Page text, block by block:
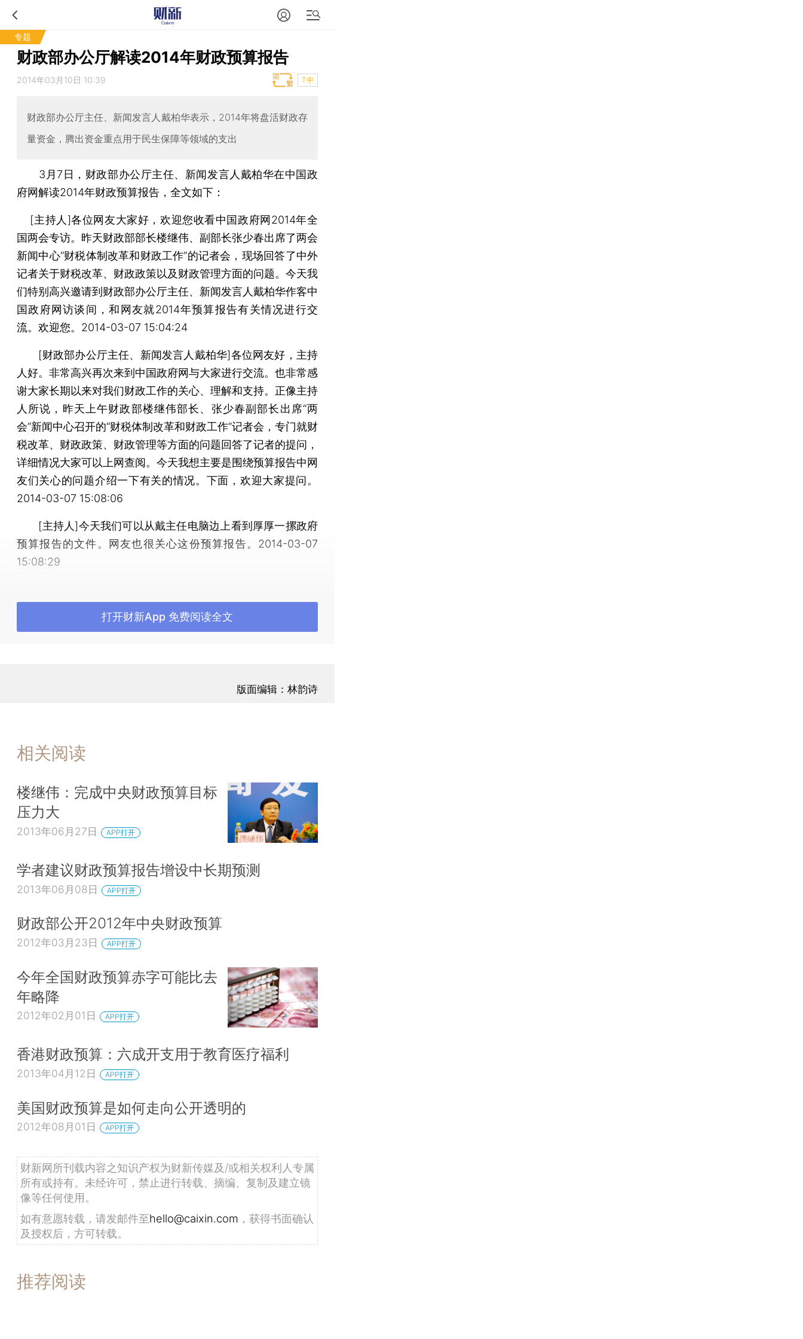
专题
财政部办公厅解读2014年财政预算报告
2014年03月10日 10:39 T中
财政部办公厅主任、新闻发言人戴柏华表示，2014年将盘活财政存
量资金，腾出资金重点用于民生保障等领域的支出
3月7日，财政部办公厅主任、新闻发言人戴柏华在中国政
府网解读2014年财政预算报告，全文如下：
[主持人]各位网友大家好，欢迎您收看中国政府网2014年全
国两会专访。昨天财政部部长楼继伟、副部长张少春出席了两会
新闻中心“财税体制改革和财政工作”的记者会，现场回答了中外
记者关于财税改革、财政政策以及财政管理方面的问题。今天我
们特别高兴邀请到财政部办公厅主任、新闻发言人戴柏华作客中
国政府网访谈间，和网友就2014年预算报告有关情况进行交
流。欢迎您。2014-03-07 15:04:24
[财政部办公厅主任、新闻发言人戴柏华]各位网友好，主持
人好。非常高兴再次来到中国政府网与大家进行交流。也非常感
谢大家长期以来对我们财政工作的关心、理解和支持。正像主持
人所说，昨天上午财政部楼继伟部长、张少春副部长出席“两
会”新闻中心召开的“财税体制改革和财政工作”记者会，专门就财
税改革、财政政策、财政管理等方面的问题回答了记者的提问，
详细情况大家可以上网查阅。今天我想主要是围绕预算报告中网
友们关心的问题介绍一下有关的情况。下面，欢迎大家提问。
2014-03-07 15:08:06
[主持人]今天我们可以从戴主任电脑边上看到厚厚一摞政府
预算报告的文件。网友也很关心这份预算报告。2014-03-07
15:08:29
总有人说预算太专业，不仅我们老百姓看不懂，就是人大代表看
懂也不容易。不知道今年预算报告的内容和形式和去年相比有哪
个国家，有国家的账本，预算就是国家的“账本”。我们为了使预
进一步下了功夫。在内容和形式上，也有一些新的变化。具体来
说，主要有这么五个方面。2014-03-07 15:10:38
[戴柏华]第一，突出改革主题。今年的预算报告是党的十八
届三中全会之后编制的第一本预算报告，按照三中全会的要求，
我们的预算报告整体贯穿了改革这条主线，从预算管理制度、税
收制度和财政体制等三个方面，对决定提出的深化财税体制改革
施，比如，在预算管理制度方面提出了推进预决算公开、改进年
度预算控制方式等7条措施。2014-03-07 15:12:27
[戴柏华]第二，重点报告支出预算和政策。按照三中全会的
要求，我们今后预算管理制度改革的一个重要方向，就是预算审
2014年财税改革工作重点和财税政策作重点说明，如为什么这
么安排、怎么来做等做了比较详细的阐述，便于代表更好地了解
财政政策和财政工作，履行监督职责。2014-03-07 15:13:06
大块，一是公共财政预算；二是政府性基金预算；三是国有资本
经营预算；四是社会保险基金预算。去年我们已经把四大预算比
会保险基金预算上一年度的预算执行情况，从而实现了公共财政
预算、政府性基金预算、国有资本经营预算和社会保险基金预算
[戴柏华]第四，详细报告落实人大决议的情况。按照去年人
大决议的要求，我们的财政工作做了很多努力，效果如何，在今
年的预算报告中，我们从五个方面非常详尽地做了汇报。今年详
细报告了包括完善有利于转方式、调结构的财税政策、注重民生
投入的使用绩效、进一步加强预算管理、加快推进财税体制改
15:14:49
打开财新App 免费阅读全文
版面编辑：林韵诗
相关阅读
楼继伟：完成中央财政预算目标
压力大
2013年06月27日 APP打开
学者建议财政预算报告增设中长期预测
2013年06月08日 APP打开
财政部公开2012年中央财政预算
2012年03月23日 APP打开
今年全国财政预算赤字可能比去
年略降
2012年02月01日 APP打开
香港财政预算：六成开支用于教育医疗福利
2013年04月12日 APP打开
美国财政预算是如何走向公开透明的
2012年08月01日 APP打开
财新网所刊载内容之知识产权为财新传媒及/或相关权利人专属
所有或持有。未经许可，禁止进行转载、摘编、复制及建立镜
像等任何使用。
如有意愿转载，请发邮件至hello@caixin.com ，获得书面确认
及授权后，方可转载。
推荐阅读